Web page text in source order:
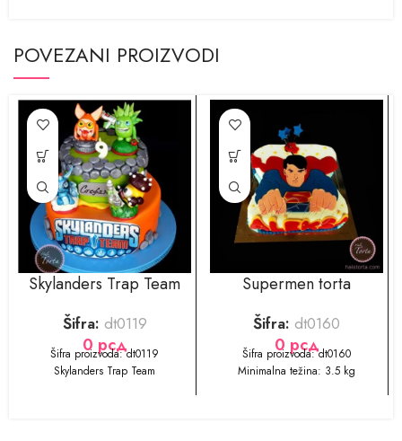
POVEZANI PROIZVODI
Skylanders Trap Team
Šifra: dt0119
0 рсд
​​​​Šifra proizvoda: dt0119
Skylanders Trap Team
Supermen torta
Šifra: dt0160
0 рсд
​​Šifra proizvoda: dt0160
Minimalna težina: 3.5 kg